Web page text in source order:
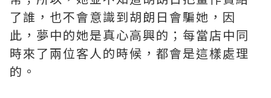
了誰，也不會意識到胡朗日會騙她，因
此，夢中的她是真心高興的；每當店中同
時來了兩位客人的時候，都會是這樣處理
的。